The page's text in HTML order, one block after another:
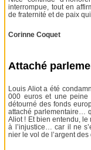
interrompue, tout en
de fraternité et de paix
Corinne Coquet
Attaché
Louis Aliot a été
000 euros et une peine
détourné des fonds
attaché parlementaire…
Aliot ! Et bien entendu, le
à l’injustice… car il ne
nier le vol de l’argent